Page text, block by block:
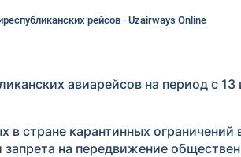
рейсов - Uzairways Online
авиарейсов на период с 13
стране карантинных ограничений
на передвижение